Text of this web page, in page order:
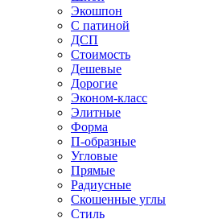
Экошпон
С патиной
ДСП
Стоимость
Дешевые
Дорогие
Эконом-класс
Элитные
Форма
П-образные
Угловые
Прямые
Радиусные
Скошенные углы
Стиль